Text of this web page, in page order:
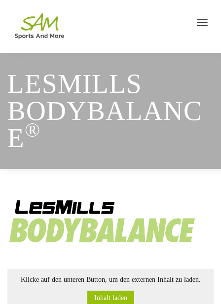
LESMILLS
BODYBALANC
E®
Klicke auf den unteren Button, um den externen Inhalt zu laden.
Inhalt laden